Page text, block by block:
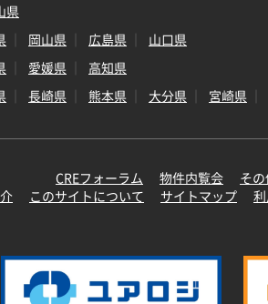
県
岡山県 広島県
山口県
愛媛県
高知県
長崎県 熊本県 大分県 宮崎県
CREフォーラム 物件内覧会 そ
このサイトについて サイトマップ